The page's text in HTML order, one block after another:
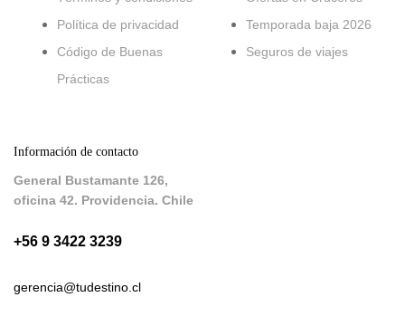
Política de privacidad
Código de Buenas
Prácticas
Temporada baja 2026
Seguros de viajes
Información de contacto
General Bustamante 126,
oficina 42. Providencia. Chile
+56 9 3422 3239
gerencia@tudestino.cl